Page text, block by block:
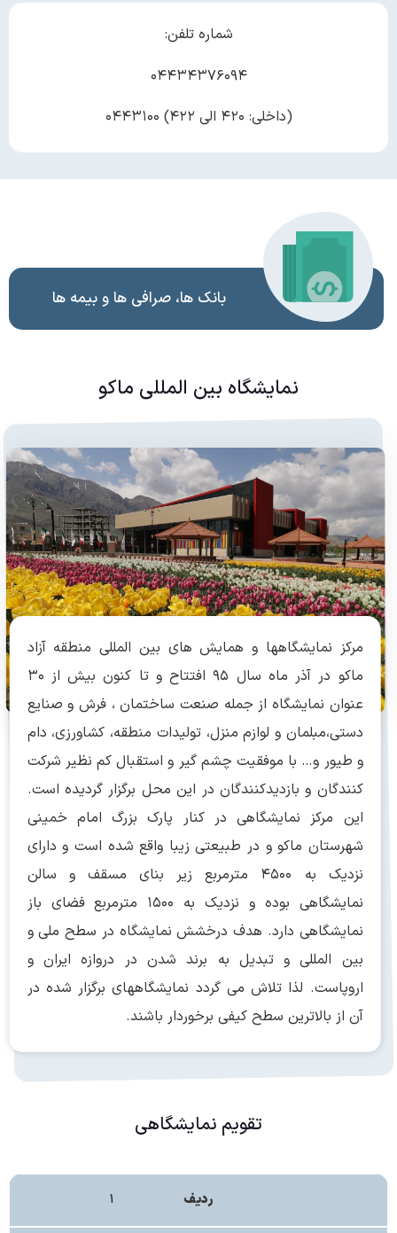
شماره تلفن:
۰۴۴۳۴۳۷۶۰۹۴
(داخلی: ۴۲۰ الی ۴۲۲) ۰۴۴۳۱۰۰
بانک ها، صرافی ها و بیمه ها
نمایشگاه بین المللی ماکو
مرکز نمایشگاهها و همایش های بین المللی منطقه آزاد
ماکو در آذر ماه سال ۹۵ افتتاح و تا کنون بیش از ۳۰
عنوان نمایشگاه از جمله صنعت ساختمان ، فرش و صنایع
دستی،مبلمان و لوازم منزل، تولیدات منطقه، کشاورزی، دام
و طیور و… با موفقیت چشم گیر و استقبال کم نظیر شرکت
کنندگان و بازدیدکنندگان در این محل برگزار گردیده است.
این مرکز نمایشگاهی در کنار پارک بزرگ امام خمینی
شهرستان ماکو و در طبیعتی زیبا واقع شده است و دارای
نزدیک به ۴۵۰۰ مترمربع زیر بنای مسقف و سالن
نمایشگاهی بوده و نزدیک به ۱۵۰۰ مترمربع فضای باز
نمایشگاهی دارد. هدف درخشش نمایشگاه در سطح ملی و
بین المللی و تبدیل به برند شدن در دروازه ایران و
اروپاست. لذا تلاش می گردد نمایشگاههای برگزار شده در
آن از بالاترین سطح کیفی برخوردار باشند.
تقویم نمایشگاهی
ردیف ۱